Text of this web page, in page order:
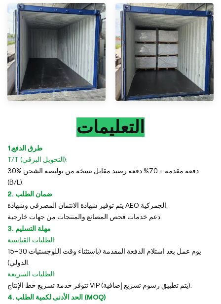
التعليمات
1.طرق الدفع
T/T (التحويل البرقي):
30% دفعة مقدمة + 70% دفعة رصيد مقابل نسخة من بوليصة الشحن
(B/L).
2. ضمان الطلب
يتم توفير شهادة الائتمان المصرفي وشهادة AEO الجمركية.
دعم خدمات فحص المصانع والمنتجات من جهات خارجية.
3. مهلة التسليم
الطلبات القياسية:
15–30 يوم عمل بعد استلام الدفعة المقدمة (باستثناء وقت اللوجستيات
الدولي).
الطلبات السريعة:
تتوفر خدمة تسريع خط الإنتاج VIP (يتم تطبيق رسوم تسريع إضافية).
4. الحد الأدنى لكمية الطلب (MOQ)